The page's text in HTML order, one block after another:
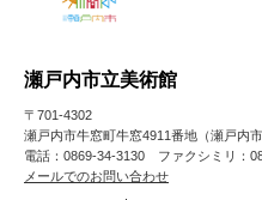
瀬戸内市立美術館
〒701-4302
瀬戸内市牛窓町牛窓4911番地（瀬戸内
電話：0869-34-3130 ファクシミリ：
メールでのお問い合わせ